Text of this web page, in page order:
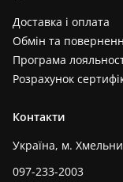
Доставка і оплата
Обмін та
Програма
Розрахунок
Контакти
Україна, м.
097-233-2003